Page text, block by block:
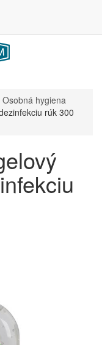
Osobná hygiena
rúk 300